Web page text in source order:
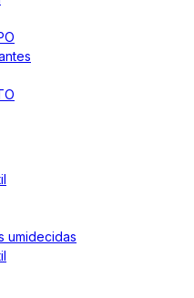
umidecidas